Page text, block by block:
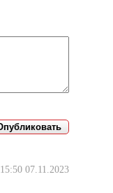
15:50 07.11.2023